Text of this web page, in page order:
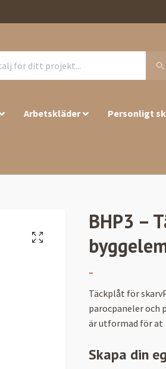
Arbetskläder Personligt
BHP3 –
-
Täckplåt för
parocpaneler och
är utformad för at
Skapa din